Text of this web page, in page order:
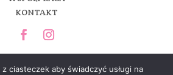
KONTAKT
ciasteczek aby świadczyć usługi na